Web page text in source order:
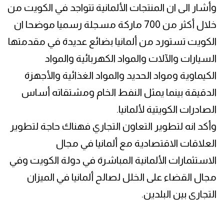
وأشار الى ان المنتجات الألمانية تتواجد في الكويت من
خلال أكثر من 700 ماركة مسجلة رسميا موضحا ان
الكويت تستورد من ألمانيا بضائع عديدة في مقدمتها
السيارات والآلات والمواد الكهربائية والمواد
الكيماوية ومواد الحديد والمواد الغذائية والأجهزة
الدقيقة بينما يمثل النفط الخام ومشتقاته أساس
الصادرات الكويتية لألمانيا.
وأكد انه لتطوير التعاون التجاري فهناك حاجة لتطوير
العلاقات الاقتصادية مع ألمانيا في مجال
الاستثمارات الألمانية المباشرة في دولة الكويت وفي
مجال القضاء على الخلل لصالح ألمانيا في الميزان
التجاري بين البلدين.